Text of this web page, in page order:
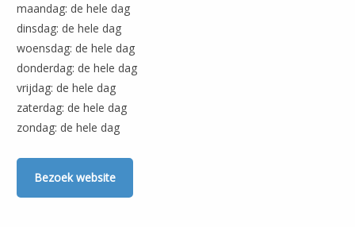
maandag: de hele dag
dinsdag: de hele dag
woensdag: de hele dag
donderdag: de hele dag
vrijdag: de hele dag
zaterdag: de hele dag
zondag: de hele dag
Bezoek website